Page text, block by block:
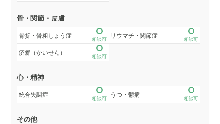
骨・関節・皮膚
骨折・骨粗しょう症
相談可
リウマチ・関節症
相談可
疥癬（かいせん）
相談可
心・精神
統合失調症
相談可
うつ・鬱病
相談可
その他